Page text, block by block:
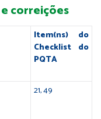
correições
Item(ns) do
Checklist do
PQTA
21, 49